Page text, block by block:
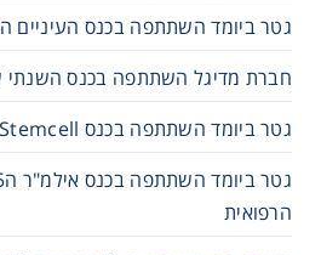
גטר ביומד השתתפה בכנס העיניים
חברת מדיגל השתתפה בכנס השנתי
גטר ביומד השתתפה בכנס Stemcell - כנס חקר בתאי הגזע
הרפואית